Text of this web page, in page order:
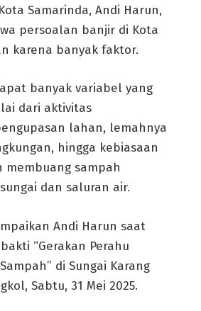
Samarinda, Andi Harun,
persoalan banjir di Kota
karena banyak faktor.
banyak variabel yang
dari aktivitas
lahan, lemahnya
hingga kebiasaan
membuang sampah
dan saluran air.
Andi Harun saat
“Gerakan Perahu
di Sungai Karang
Sabtu, 31 Mei 2025.